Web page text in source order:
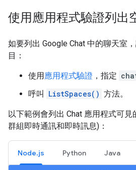
使用應用程式驗證列出
如要列出 Google Chat 中的聊天室
目：
使用應用程式驗證 ，指定
呼叫
ListSpaces() 方法。
以下範例會列出 Chat 應用程式可
群組即時通訊和即時訊息)：
Node.js Python Java